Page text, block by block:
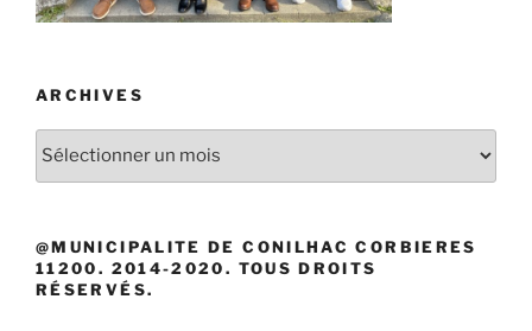
ARCHIVES
@MUNICIPALITE DE CONILHAC CORBIERES
11200. 2014-2020. TOUS DROITS
RÉSERVÉS.